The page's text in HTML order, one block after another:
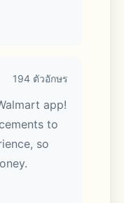
go.
Sparky!
real-time
194 ตัวอักษร
app!
to
so